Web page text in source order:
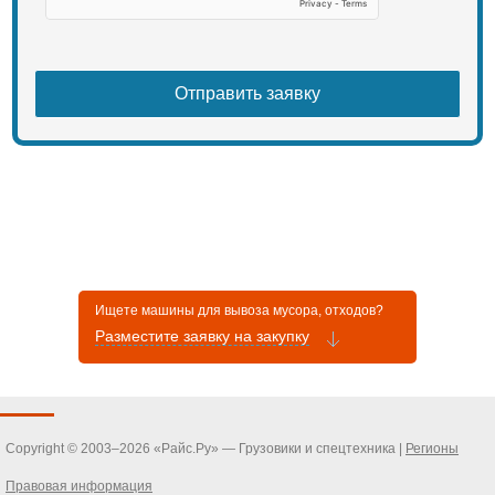
ООО «Коммерческий Транспорт»,
Хотите сделать заказ или получить
дополнительную информацию?
Ищете машины для вывоза мусора, отходов?
Разместите заявку на закупку
Copyright © 2003–2026 «Райс.Ру» — Грузовики и спецтехника | Регионы
Правовая информация